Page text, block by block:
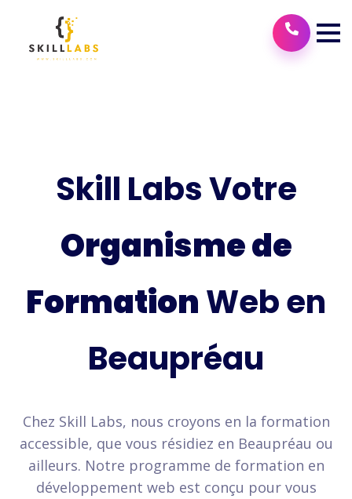
Skill Labs Votre
Organisme de
FormationWeb en
Beaupréau
Chez Skill Labs, nous croyons en la formation
accessible, que vous résidiez en Beaupréau ou
ailleurs. Notre programme de formation en
développement web est conçu pour vous